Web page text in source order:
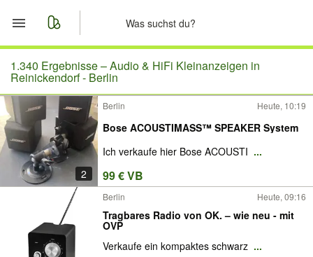
Start
Merkliste
Nachrichten
Anzeige aufgeben
1.340 Ergebnisse –Audio & HiFi Kleinanzeigen in
Reinickendorf - Berlin
2
Berlin Heute, 10:19
Bose ACOUSTIMASS™ SPEAKER System
Ich verkaufe hier Bose ACOUSTI ...
99 € VB
Berlin Heute, 09:16
Tragbares Radio von OK. – wie neu - mit
OVP
Verkaufe ein kompaktes schwarz ...